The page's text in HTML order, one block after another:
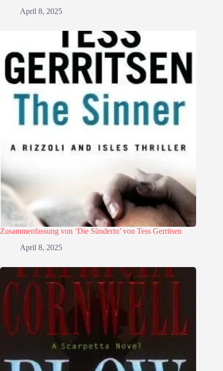
April 8, 2025
Zusammenfassung von ‘Die Sünderin’ von Tess Gerritsen
April 8, 2025